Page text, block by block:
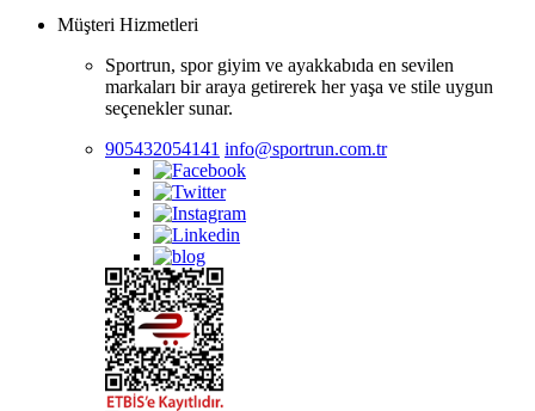
Müşteri Hizmetleri
Sportrun, spor giyim ve ayakkabıda en sevilen
markaları bir araya getirerek her yaşa ve stile uygun
seçenekler sunar.
905432054141 info@sportrun.com.tr